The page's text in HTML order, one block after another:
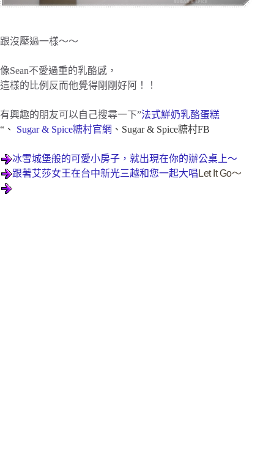
跟沒壓過一樣～～
像Sean不愛過重的乳酪感，
這樣的比例反而他覺得剛剛好阿！！
有興趣的朋友可以自己搜尋一下”法式鮮奶乳酪蛋糕
“、
Sugar & Spice糖村官網 、 Sugar & Spice糖村FB
冰雪城堡般的可愛小房子，就出現在你的辦公桌上～
跟著艾莎女王在台中新光三越和您一起大唱 Let It Go～